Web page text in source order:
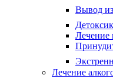
Вывод из
Лечение
Лечение